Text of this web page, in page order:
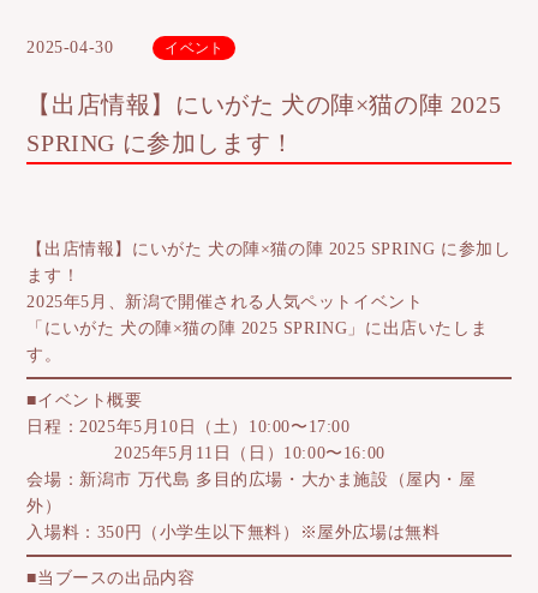
2025-04-30 イベント
【出店情報】にいがた 犬の陣×猫の陣 2025
SPRING に参加します！
【出店情報】にいがた 犬の陣×猫の陣 2025 SPRING に参加し
ます！
2025年5月、新潟で開催される人気ペットイベント
「にいがた 犬の陣×猫の陣 2025 SPRING」に出店いたしま
す。
■イベント概要
日程 ：2025年5月10日（土）10:00〜17:00
2025年5月11日（日）10:00〜16:00
会場 ：新潟市 万代島 多目的広場・大かま施設（屋内・屋
外）
入場料 ：350円（小学生以下無料）※屋外広場は無料
■当ブースの出品内容